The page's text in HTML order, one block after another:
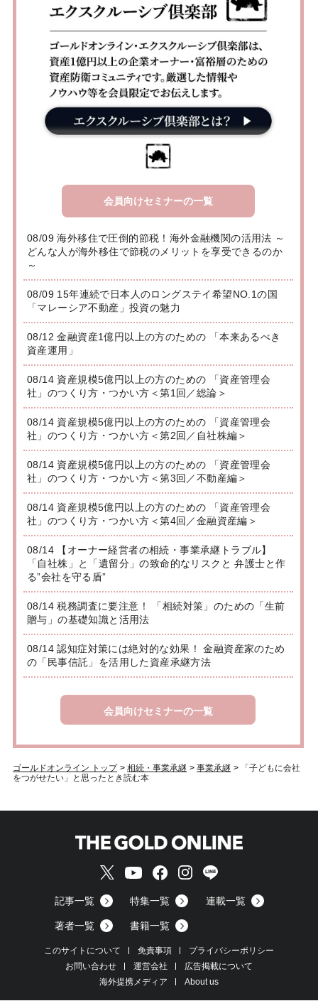
会員向けセミナーの一覧
08/09 海外移住で圧倒的節税！海外金融機関の活用法 ～
どんな人が海外移住で節税のメリットを享受できるのか
～
08/09 15年連続で日本人のロングステイ希望NO.1の国
「マレーシア不動産」投資の魅力
08/12 金融資産1億円以上の方のための 「本来あるべき
資産運用」
08/14 資産規模5億円以上の方のための 「資産管理会
社」のつくり方・つかい方＜第1回／総論＞
08/14 資産規模5億円以上の方のための 「資産管理会
社」のつくり方・つかい方＜第2回／自社株編＞
08/14 資産規模5億円以上の方のための 「資産管理会
社」のつくり方・つかい方＜第3回／不動産編＞
08/14 資産規模5億円以上の方のための 「資産管理会
社」のつくり方・つかい方＜第4回／金融資産編＞
08/14 【オーナー経営者の相続・事業承継トラブル】
「自社株」と「遺留分」の致命的なリスクと 弁護士と作
る”会社を守る盾”
08/14 税務調査に要注意！ 「相続対策」のための「生前
贈与」の基礎知識と活用法
08/14 認知症対策には絶対的な効果！ 金融資産家のため
の「民事信託」を活用した資産承継方法
会員向けセミナーの一覧
ゴールドオンライン トップ > 相続・事業承継 > 事業承継 >
「子どもに会社
をつがせたい」と思ったとき読む本
記事一覧 特集一覧 連載一覧
著者一覧 書籍一覧
このサイトについて 免責事項
プライバシーポリシー
お問い合わせ
運営会社
広告掲載について
海外提携メディア
About us